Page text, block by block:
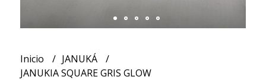
Inicio
JANUKÁ
JANUKIA SQUARE GRIS GLOW